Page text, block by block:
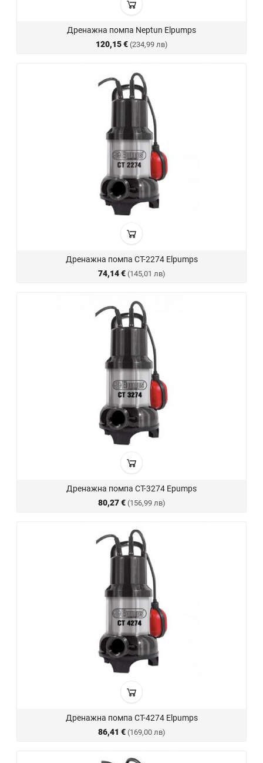
Дренажна помпа Neptun Elpumps
120,15 € (234,99 лв)
Дренажна помпа CT-2274 Elpumps
74,14 € (145,01 лв)
Дренажна помпа CT-3274 Epumps
80,27 € (156,99 лв)
Дренажна помпа CT-4274 Elpumps
86,41 € (169,00 лв)